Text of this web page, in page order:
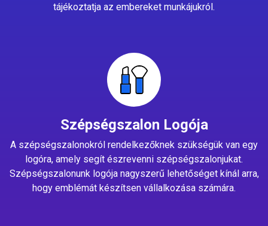
tájékoztatja az embereket munkájukról.
Szépségszalon Logója
A szépségszalonokról rendelkezőknek szükségük van egy
logóra, amely segít észrevenni szépségszalonjukat.
Szépségszalonunk logója nagyszerű lehetőséget kínál arra,
hogy emblémát készítsen vállalkozása számára.